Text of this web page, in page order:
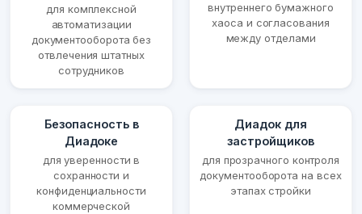
для комплексной
автоматизации
документооборота без
отвлечения штатных
сотрудников
внутреннего бумажного
хаоса и согласования
между отделами
Безопасность в
Диадоке
для уверенности в
сохранности и
конфиденциальности
коммерческой
Диадок для
застройщиков
для прозрачного контроля
документооборота на всех
этапах стройки